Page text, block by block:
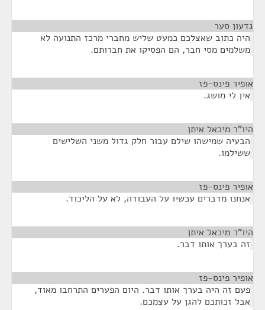
גדעון סער
היה כתוב שאצלכם כמעט שליש מחברי מרכז התנועה לא
משלמים מסי חבר, הם הפסיקו את חברותם.
אופיר פינס-פז
אין לי מושג.
היו"ר מיכאל איתן
הבעיה שמישהו שילם עבור חלק גדול משני השלישים
ששילמו.
אופיר פינס-פז
אנחנו מדברים עכשיו על העבודה, לא על הליכוד.
היו"ר מיכאל איתן
זה בערך אותו דבר.
אופיר פינס-פז
פעם זה היה בערך אותו דבר. היום הפערים התרחבו מאוד,
אבל זכותכם להגן על עצמכם.